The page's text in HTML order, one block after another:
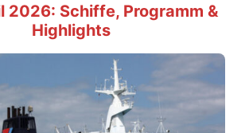
2026: Schiffe, Programm &
Highlights